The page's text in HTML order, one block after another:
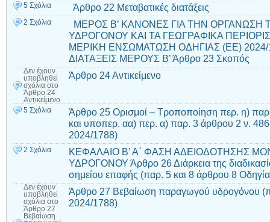
5 Σχόλια Άρθρο 22 Μεταβατικές διατάξεις
2 Σχόλια
ΜΕΡΟΣ Β’ ΚΑΝΟΝΕΣ ΓΙΑ ΤΗΝ ΟΡΓΑΝΩΣΗ
ΥΔΡΟΓΟΝΟΥ ΚΑΙ ΤΑ ΓΕΩΓΡΑΦΙΚΑ
ΜΕΡΙΚΗ ΕΝΣΩΜΑΤΩΣΗ ΟΔΗΓΙΑΣ (ΕΕ)
ΔΙΑΤΑΞΕΙΣ ΜΕΡΟΥΣ Β’ Άρθρο 23 Σκοπός
Δεν έχουν
υποβληθεί
σχόλια στο
Άρθρο 24
Αντικείμενο
Άρθρο 24 Αντικείμενο
5 Σχόλια
Άρθρο 25 Ορισμοί – Τροποποίηση περ. η)
και υποπερ. αα) περ. α) παρ. 3 άρθρου 2 ν.
2024/1788)
2 Σχόλια
ΚΕΦΑΛΑΙΟ Β’ Α΄ ΦΑΣΗ ΑΔΕΙΟΔΟΤΗΣΗΣ
ΥΔΡΟΓΟΝΟΥ Άρθρο 26 Διάρκεια της
σημείου επαφής (παρ. 5 και 8 άρθρου 8
Δεν έχουν
υποβληθεί
σχόλια στο
Άρθρο 27
Βεβαίωση
Άρθρο 27 Βεβαίωση παραγωγού υδρογόνου
2024/1788)